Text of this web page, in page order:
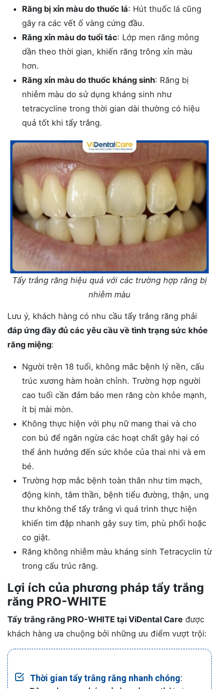
Răng bị xỉn màu do thuốc lá: Hút thuốc lá cũng
gây ra các vết ố vàng cứng đầu.
Răng xỉn màu do tuổi tác: Lớp men răng mỏng
dần theo thời gian, khiến răng trông xỉn màu
hơn.
Răng xỉn màu do thuốc kháng sinh: Răng bị
nhiễm màu do sử dụng kháng sinh như
tetracycline trong thời gian dài thường có hiệu
quả tốt khi tẩy trắng​.
Tẩy trắng răng hiệu quả với các trường hợp răng bị
nhiễm màu
Lưu ý, khách hàng có nhu cầu tẩy trắng răng phải
đáp ứng đầy đủ các yêu cầu về tình trạng sức khỏe
răng miệng:
Người trên 18 tuổi, không mắc bệnh lý nền, cấu
trúc xương hàm hoàn chỉnh. Trường hợp người
cao tuổi cần đảm bảo men răng còn khỏe mạnh,
ít bị mài mòn.
Không thực hiện với phụ nữ mang thai và cho
con bú để ngăn ngừa các hoạt chất gây hại có
thể ảnh hưởng đến sức khỏe của thai nhi và em
bé.
Trường hợp mắc bệnh toàn thân như tim mạch,
động kinh, tâm thần, bệnh tiểu đường, thận, ung
thư không thể tẩy trắng vì quá trình thực hiện
khiến tim đập nhanh gây suy tim, phù phổi hoặc
co giật.
Răng không nhiễm màu kháng sinh Tetracyclin từ
trong cấu trúc răng.
Lợi ích của phương pháp tẩy trắng
răng PRO-WHITE
Tẩy trắng răng PRO-WHITE tại ViDental Care được
khách hàng ưa chuộng bởi những ưu điểm vượt trội:
Thời gian tẩy trắng răng nhanh chóng: